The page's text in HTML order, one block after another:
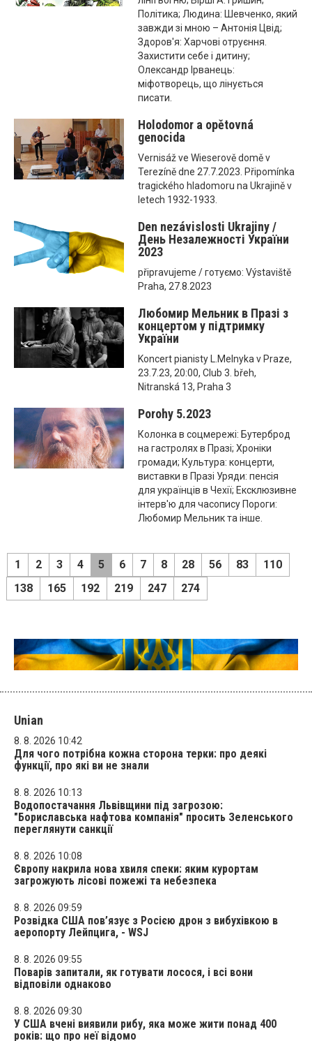
Політика; Людина: Шевченко, який
завжди зі мною – Антонія Цвід;
Здоров'я: Харчові отруєння.
Захистити себе і дитину;
Олександр Ірванець:
міфотворець, що лінується
писати.
Holodomor a opětovná
genocida
Vernisáž ve Wieserově domě v
Terezíně dne 27.7.2023. Připomínka
tragického hladomoru na Ukrajině v
letech 1932-1933.
Den nezávislosti Ukrajiny /
День Незалежності України
2023
připravujeme / готуємо: Výstaviště
Praha, 27.8.2023
Любомир Мельник в Празі з
концертом у підтримку
України
Koncert pianisty L.Melnyka v Praze,
23.7.23, 20:00, Club 3. břeh,
Nitranská 13, Praha 3
Porohy 5.2023
Колонка в соцмережі: Бутерброд
на гастролях в Празі; Хроніки
громади; Культура: концерти,
виставки в Празі Уряди: пенсія
для українців в Чехії; Ексклюзивне
інтерв'ю для часопису Пороги:
Любомир Мельник та інше.
1 2 3 4 5 6 7 8 28 56 83
110
138
165 192 219 247 274
Unian
8. 8. 2026 10:42
Для чого потрібна кожна сторона терки: про деякі
функції, про які ви не знали
8. 8. 2026 10:13
Водопостачання Львівщини під загрозою:
"Бориславська нафтова компанія" просить Зеленського
переглянути санкції
8. 8. 2026 10:08
Європу накрила нова хвиля спеки: яким курортам
загрожують лісові пожежі та небезпека
8. 8. 2026 09:59
Розвідка США пов’язує з Росією дрон з вибухівкою в
аеропорту Лейпцига, - WSJ
8. 8. 2026 09:55
Поварів запитали, як готувати лосося, і всі вони
відповіли однаково
8. 8. 2026 09:30
У США вчені виявили рибу, яка може жити понад 400
років: що про неї відомо